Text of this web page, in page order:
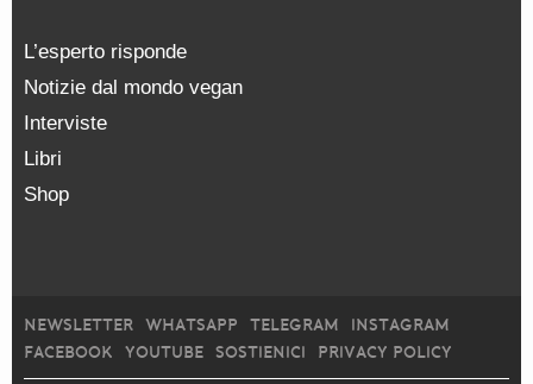
L’esperto risponde
Notizie dal mondo vegan
Interviste
Libri
Shop
NEWSLETTER WHATSAPP TELEGRAM
INSTAGRAM
FACEBOOK
YOUTUBE SOSTIENICI PRIVACY POLICY